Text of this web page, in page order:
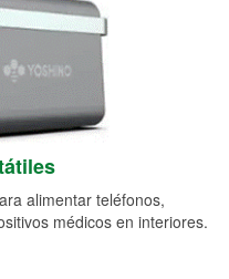
alimentar teléfonos,
médicos en interiores.